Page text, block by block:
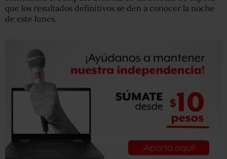
que los resultados definitivos se den a conocer la noche
de este lunes.